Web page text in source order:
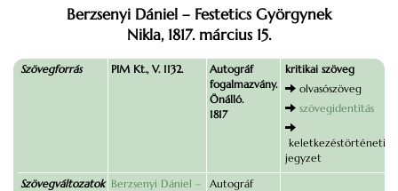
Berzsenyi Dániel – Festetics Györgynek
Nikla, 1817. március 15.
Szövegforrás PIM Kt., V. 1132.
Autográf
fogalmazvány.
Önálló.
1817
kritikai szöveg
olvasószöveg
szövegidentitás
keletkezéstörténeti
jegyzet
Szövegváltozatok Berzsenyi Dániel –
Autográf